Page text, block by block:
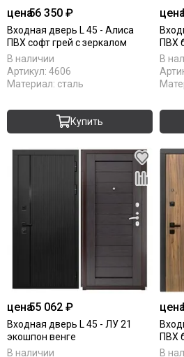
цена56 350 ₽
Входная дверь L 45 - Алиса
ПВХ софт грей с зеркалом
В наличии
Артикул: 4606
Материал: сталь
Купить
ПВХ
В
цена55 062 ₽
Входная дверь L 45 - ЛУ 21
экошпон венге
В наличии
ПВХ
В